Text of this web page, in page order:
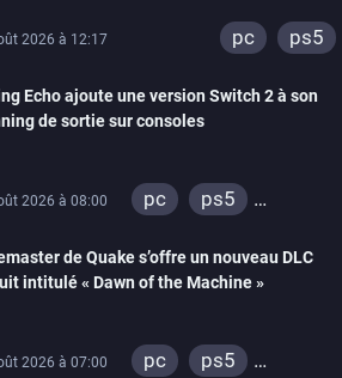
2026 à 12:17 pc ps5
Echo ajoute une version Switch 2 à son
de sortie sur consoles
2026 à 08:00 pc
ps5
de Quake s’offre un nouveau DLC
intitulé « Dawn of the Machine »
2026 à 07:00 pc
ps5